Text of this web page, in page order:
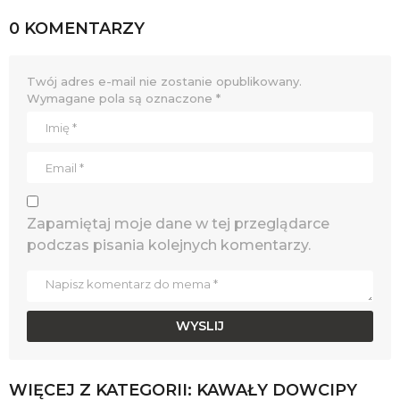
0 KOMENTARZY
Twój adres e-mail nie zostanie opublikowany.
Wymagane pola są oznaczone *
Zapamiętaj moje dane w tej przeglądarce
podczas pisania kolejnych komentarzy.
WIĘCEJ Z KATEGORII: KAWAŁY DOWCIPY